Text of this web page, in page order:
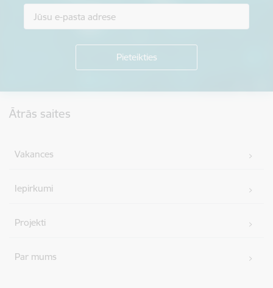
Ātrās saites
Vakances
Iepirkumi
Projekti
Par mums